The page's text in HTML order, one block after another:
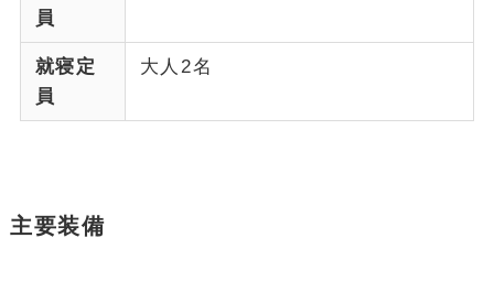
員
就寝定
員
大人2名
主要装備